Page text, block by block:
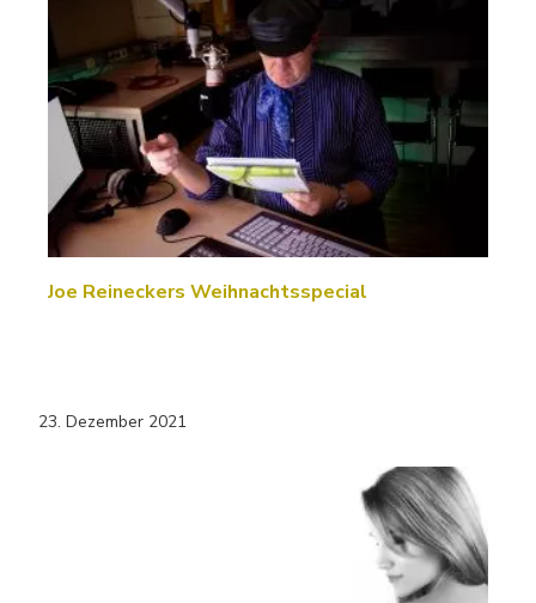
Joe Reineckers Weihnachtsspecial
23. Dezember 2021